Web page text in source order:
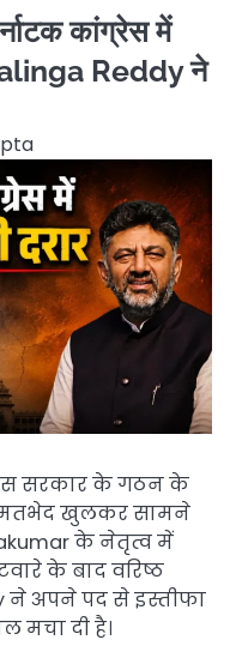
कांग्रेस में
Reddy ने
सरकार के गठन के
मतभेद खुलकर सामने
के नेतृत्व में
के बाद वरिष्ठ
ने अपने पद से इस्तीफा
मचा दी है।